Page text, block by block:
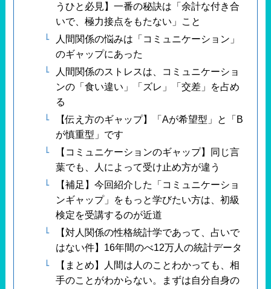
うひと必見】一番の秘訣は「余計な付き合
いで、極力接点をもたない」こと
人間関係の悩みは「コミュニケーション」
のギャップにあった
人間関係のストレスは、コミュニケーショ
ンの「食い違い」「ズレ」「交差」を占め
る
【伝え方のギャップ】「Aが希望型」と「B
が慎重型」です
【コミュニケーションのギャップ】同じ言
葉でも、人によって受け止め方が違う
【補足】今回紹介した「コミュニケーショ
ンギャップ」をもっと学びたい方は、初級
検定を受講するのが近道
【対人関係の性格統計学であって、占いで
はない件】16年間のべ12万人の統計データ
【まとめ】人間は人のことわかっても、相
手のことがわからない。まずは自分自身の